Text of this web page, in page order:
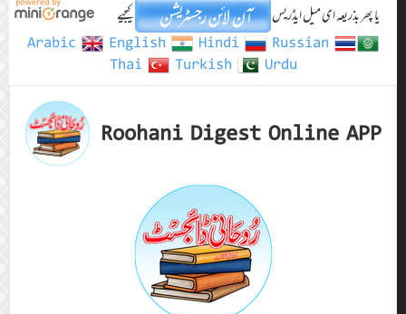
یا پھر بذریعہ ای میل ایڈریس
کیجیے
Arabic
English Hindi
Russian
Thai
Turkish Urdu
Roohani Digest Online APP